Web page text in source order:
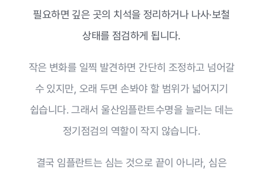
필요하면 깊은 곳의 치석을 정리하거나 나사·보철
상태를 점검하게 됩니다.
작은 변화를 일찍 발견하면 간단히 조정하고 넘어갈
수 있지만, 오래 두면 손봐야 할 범위가 넓어지기
쉽습니다. 그래서 울산임플란트수명을 늘리는 데는
정기점검의 역할이 작지 않습니다.
결국 임플란트는 심는 것으로 끝이 아니라, 심은